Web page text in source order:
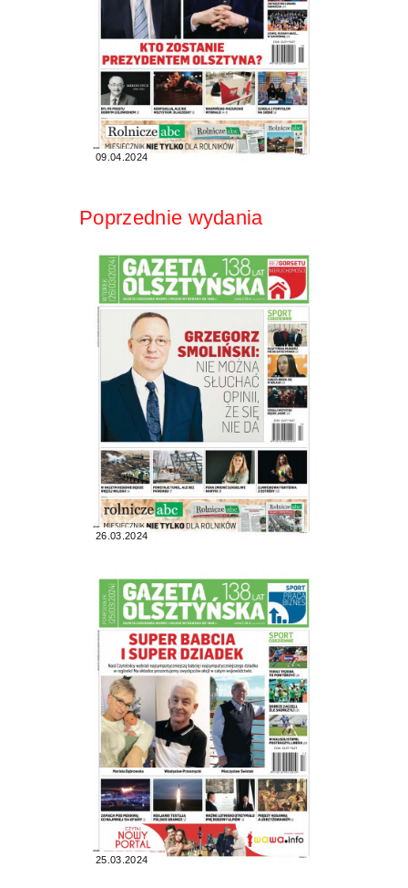
09.04.2024
Poprzednie wydania
26.03.2024
25.03.2024